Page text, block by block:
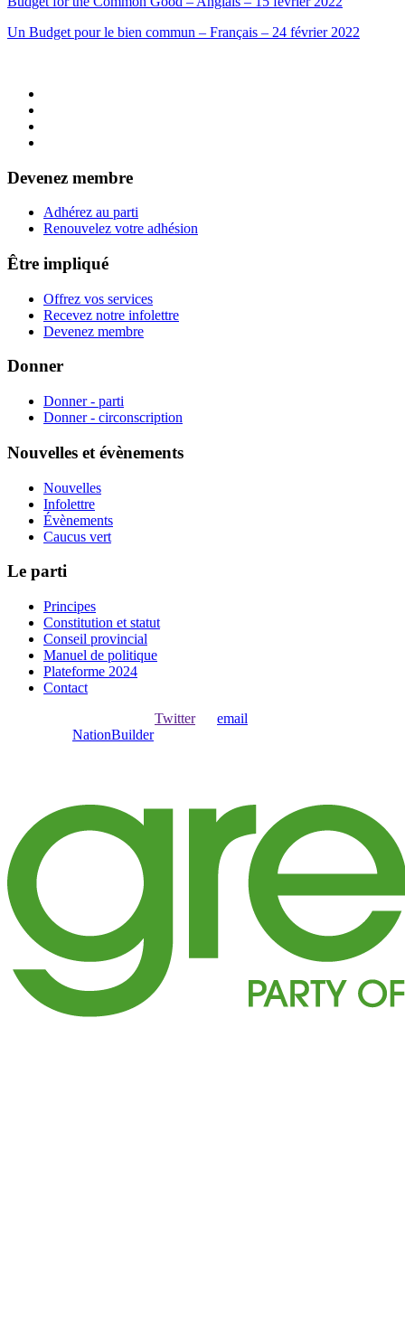
Un Budget pour le bien commun – Français – 24 février 2022
Devenez membre
Adhérez au parti
Renouvelez votre adhésion
Être impliqué
Offrez vos services
Recevez notre infolettre
Devenez membre
Donner
Donner - parti
Donner - circonscription
Nouvelles et évènements
Nouvelles
Infolettre
Évènements
Caucus vert
Le parti
Principes
Constitution et statut
Conseil provincial
Manuel de politique
Plateforme 2024
Contact
Twitterou email
NationBuilder